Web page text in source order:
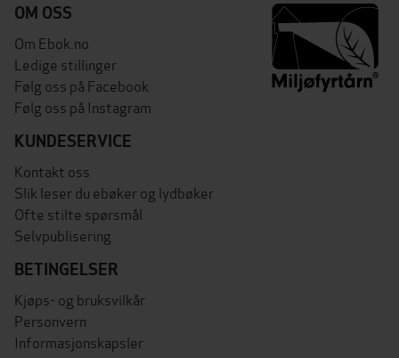
OM OSS
Om Ebok.no
Ledige stillinger
Følg oss på Facebook
Følg oss på Instagram
KUNDESERVICE
Kontakt oss
Slik leser du ebøker og lydbøker
Ofte stilte spørsmål
Selvpublisering
BETINGELSER
Kjøps- og bruksvilkår
Personvern
Informasjonskapsler